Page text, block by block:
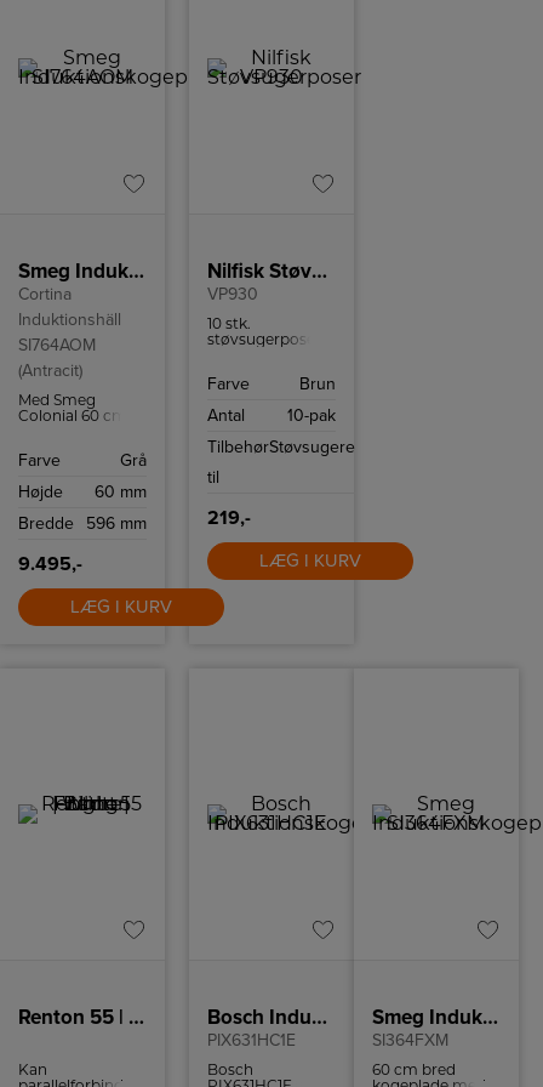
Smeg Induktionskogeplade SI764AOM
Cortina
Induktionshäll
SI764AOM
(Antracit)
Med Smeg
Colonial 60 cm
du tilberede mad
takket være 4
og flere intuitive
Quickstart og
Powerboost.
Farve
Grå
Højde
60 mm
Bredde
596 mm
9.495,-
LÆG I KURV
Nilfisk Støvsugerposer
VP930
10 stk.
støvsugerposer
GD930.
Farve
Brun
Antal
10-pak
Tilbehør
til
Støvsugere
219,-
LÆG I KURV
Renton 55 | Batten Light Fitting | White
Kan
Bosch Induktionskogeplade
PIX631HC1E
Bosch
Smeg Induktionskogeplade
SI364FXM
60 cm bred